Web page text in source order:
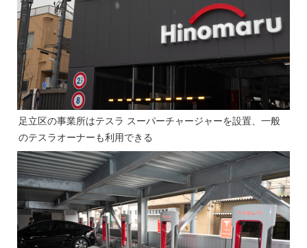
足立区の事業所はテスラ スーパーチャージャーを設置、一般
のテスラオーナーも利用できる